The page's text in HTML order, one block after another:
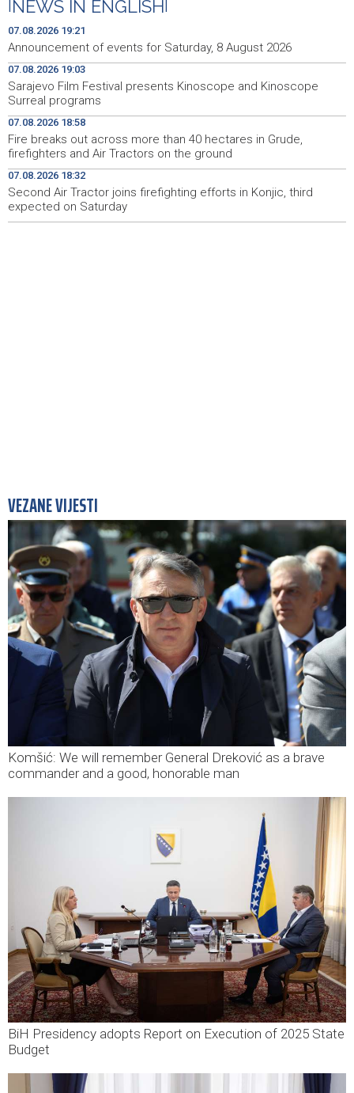
08:51
Američki sud blokirao Trumpov plan izgradnje plesne
dvorane u Bijeloj kući
Danas sunčano, tokom dana umjeren porast noblake,
praćen pljuskovima i grmljavinom
08:34
Duge kolone vozila na graničnim prelazim na izlazu iz
BiH
08:29
Deset zeničkih rudara četvrtu noć ostali u jami
Raspotočje
08:25
Podrška najmlađima: U Mostaru podijeljeno 50 ruksaka
sa školskim priborom
NEWS IN ENGLISH
07.08.2026 19:21
Announcement of events for Saturday, 8 August 2026
07.08.2026 19:03
Sarajevo Film Festival presents Kinoscope and Kinoscope
Surreal programs
07.08.2026 18:58
Fire breaks out across more than 40 hectares in Grude,
firefighters and Air Tractors on the ground
07.08.2026 18:32
Second Air Tractor joins firefighting efforts in Konjic, third
expected on Saturday
VEZANE VIJESTI
Komšić: We will remember General Dreković as a brave
commander and a good, honorable man
BiH Presidency adopts Report on Execution of 2025 State
Budget